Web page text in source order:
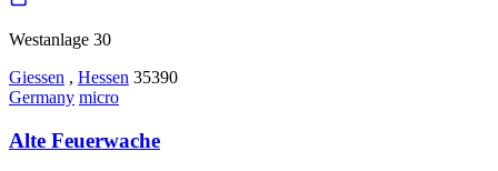
Westanlage 30
Giessen , Hessen 35390
Germany micro
Alte Feuerwache